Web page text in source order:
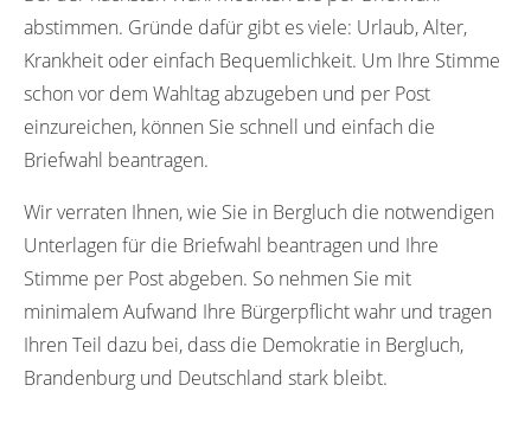
abstimmen. Gründe dafür gibt es viele: Urlaub, Alter,
Krankheit oder einfach Bequemlichkeit. Um Ihre Stimme
schon vor dem Wahltag abzugeben und per Post
einzureichen, können Sie schnell und einfach die
Briefwahl beantragen.
Wir verraten Ihnen, wie Sie in Bergluch die notwendigen
Unterlagen für die Briefwahl beantragen und Ihre
Stimme per Post abgeben. So nehmen Sie mit
minimalem Aufwand Ihre Bürgerpflicht wahr und tragen
Ihren Teil dazu bei, dass die Demokratie in Bergluch,
Brandenburg und Deutschland stark bleibt.